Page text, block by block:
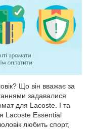
Що він вважає за
задавалися
для Lacoste. І та
Lacoste Essential
любить спорт,